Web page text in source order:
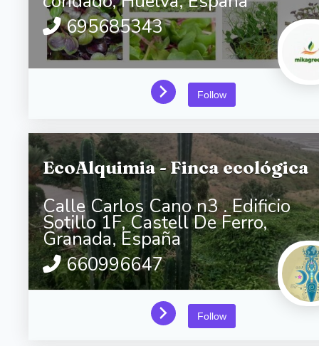
695685343
Follow
EcoAlquimia - Finca ecológica
Calle Carlos Cano n3 . Edificio
Sotillo 1F,Castell De Ferro,
Granada,España
660996647
Follow